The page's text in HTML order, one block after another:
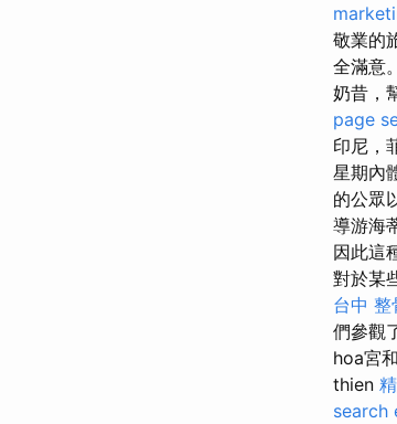
敬業的
全滿意。
奶昔，
page
印尼，
星期內
的公眾
導游海
因此這
對於某
台中 整
們參觀
hoa宮
thien
search